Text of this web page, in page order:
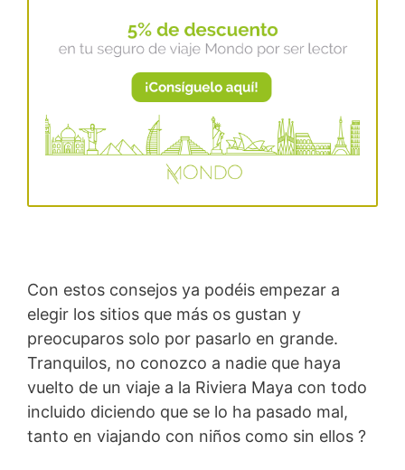
Con estos consejos ya podéis empezar a
elegir los sitios que más os gustan y
preocuparos solo por pasarlo en grande.
Tranquilos, no conozco a nadie que haya
vuelto de un viaje a la Riviera Maya con todo
incluido diciendo que se lo ha pasado mal,
tanto en viajando con niños como sin ellos ?